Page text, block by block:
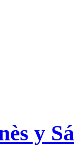
y